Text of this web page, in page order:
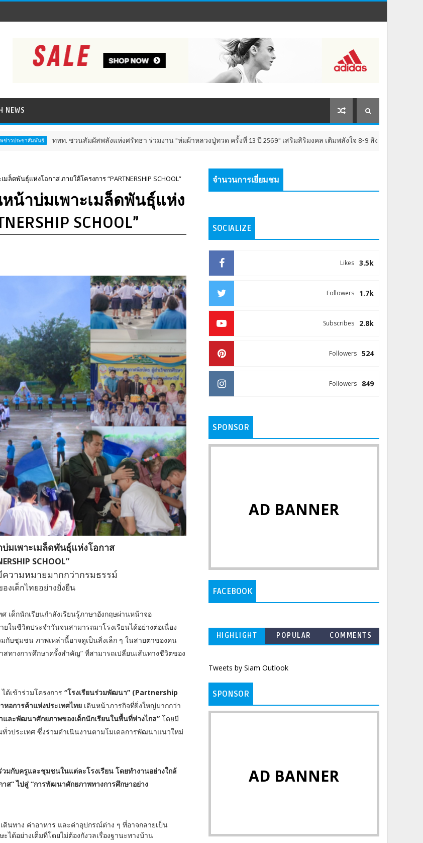
NEWS
ททท. ชวนสัมผัสพลังแห่งศรัทธา ร่วมงาน "ห่มผ้าหลวงปู่ทวด ครั้งที่ 13 ปี 2569" เสริมสิริมงคล เติมพลังใจ 8-9 สิงหาคม นี้ ณ วัดห้วยมงคล จัง
ดพันธุ์แห่งโอกาส ภายใต้โครงการ “PARTNERSHIP SCHOOL”
น้าบ่มเพาะเมล็ดพันธุ์แห่ง
SCHOOL”
มเพาะเมล็ดพันธุ์แห่งโอกาส
SCHOOL”
ความหมายมากกว่ากรมธรรม์
เด็กไทยอย่างยั่งยืน
เด็กนักเรียนกำลังเรียนรู้ภาษาอังกฤษผ่านหน้าจอ
ในชีวิตประจำวันจนสามารถมาโรงเรียนได้อย่างต่อเนื่อง
กับชุมชน ภาพเหล่านี้อาจดูเป็นสิ่งเล็ก ๆ ในสายตาของคน
ทางการศึกษาครั้งสำคัญ” ที่สามารถเปลี่ยนเส้นทางชีวิตของ
ได้เข้าร่วมโครงการ “โรงเรียนร่วมพัฒนา” (Partnership
หอการค้าแห่งประเทศไทย เดินหน้าภารกิจที่ยิ่งใหญ่มากกว่า
และพัฒนาศักยภาพของเด็กนักเรียนในพื้นที่ห่างไกล” โดยมี
วประเทศ ซึ่งร่วมดำเนินงานตามโมเดลการพัฒนาแนวใหม่
มกับครูและชุมชนในแต่ละโรงเรียน โดยทำงานอย่างใกล้
ส” ไปสู่ “การพัฒนาศักยภาพทางการศึกษาอย่าง
ดินทาง ค่าอาหาร และค่าอุปกรณ์ต่าง ๆ ที่อาจกลายเป็น
ได้อย่างเต็มที่โดยไม่ต้องกังวลเรื่องฐานะทางบ้าน
จำนวนการเยี่ยมชม
SOCIALIZE
3.5k
Likes
1.7k
Followers
2.8k
Subscribes
524
Followers
849
Followers
SPONSOR
AD BANNER
FACEBOOK
HIGHLIGHT POPULAR COMMENTS
Tweets by Siam Outlook
SPONSOR
AD BANNER